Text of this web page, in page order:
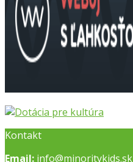
Kontakt
Email: info@minoritykids.sk